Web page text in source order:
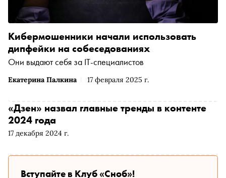
Екатерина Палкина 17 февраля 2025 г.
Кибермошенники начали использовать
дипфейки на собеседованиях
Они выдают себя за IT-специалистов
17 декабря 2024 г.
«Дзен» назвал главные тренды в контенте
2024 года
Вступайте в Клуб «Сноб»!